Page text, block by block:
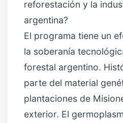
reforestación y la
argentina?
El programa tiene un
la soberanía
forestal argentino.
parte del material
plantaciones de
exterior. El